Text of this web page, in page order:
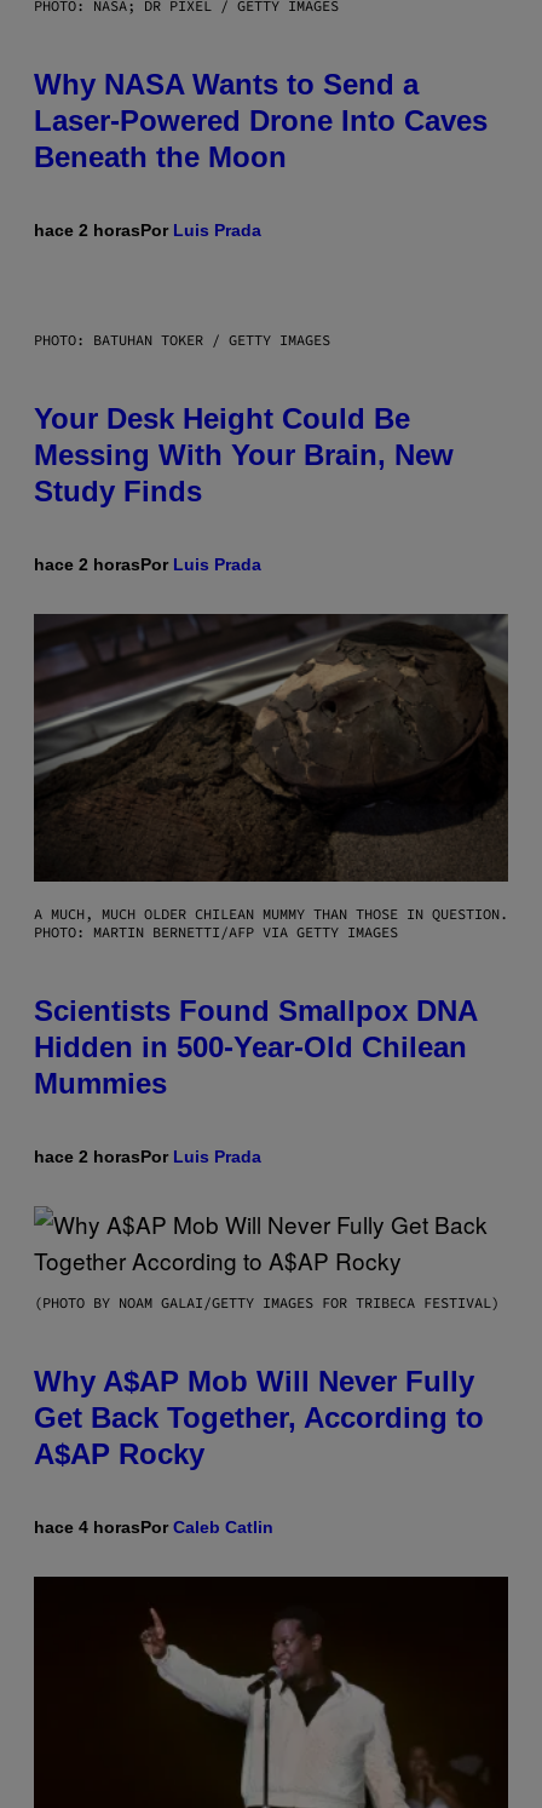
PHOTO: NASA; DR PIXEL / GETTY IMAGES
Why NASA Wants to Send a
Laser-Powered Drone Into Caves
Beneath the Moon
hace 2 horasPor Luis Prada
PHOTO: BATUHAN TOKER / GETTY IMAGES
Your Desk Height Could Be
Messing With Your Brain, New
Study Finds
hace 2 horasPor Luis Prada
A MUCH, MUCH OLDER CHILEAN MUMMY THAN THOSE IN QUESTION.
PHOTO: MARTIN BERNETTI/AFP VIA GETTY IMAGES
Scientists Found Smallpox DNA
Hidden in 500-Year-Old Chilean
Mummies
hace 2 horasPor Luis Prada
(PHOTO BY NOAM GALAI/GETTY IMAGES FOR TRIBECA FESTIVAL)
Why A$AP Mob Will Never Fully
Get Back Together, According to
A$AP Rocky
hace 4 horasPorCaleb Catlin